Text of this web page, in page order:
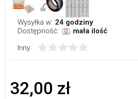
Wysyłka w: 24 godziny
Dostępność:
mała ilość
Inny
32,00 zł